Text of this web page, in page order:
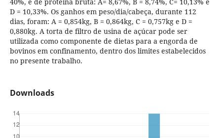
D = 10,33%. Os ganhos em peso/dia/cabeça, durante 112
dias, foram: A = 0,854kg, B = 0,864kg, C = 0,757kg e D =
0,880kg. A torta de filtro de usina de açúcar pode ser
utilizada como componente de dietas para a engorda de
bovinos em confinamento, dentro dos limites estabelecidos
no presente trabalho.
Downloads